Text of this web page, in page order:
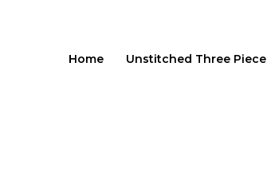
Home
Unstitched Three Piece